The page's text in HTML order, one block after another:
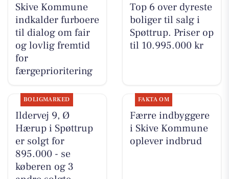
Skive Kommune
indkalder furboere
til dialog om fair
og lovlig fremtid
for
færgeprioritering
Top 6 over dyreste
boliger til salg i
Spøttrup. Priser op
til 10.995.000 kr
BOLIGMARKED
Ildervej 9, Ø
Hærup i Spøttrup
er solgt for
895.000 - se
køberen og 3
FAKTA OM
Færre indbyggere
i Skive Kommune
oplever indbrud